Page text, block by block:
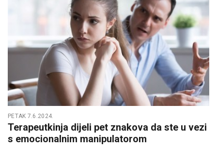
PETAK 7.6.2024.
Terapeutkinja dijeli pet znakova da ste u vezi
s emocionalnim manipulatorom